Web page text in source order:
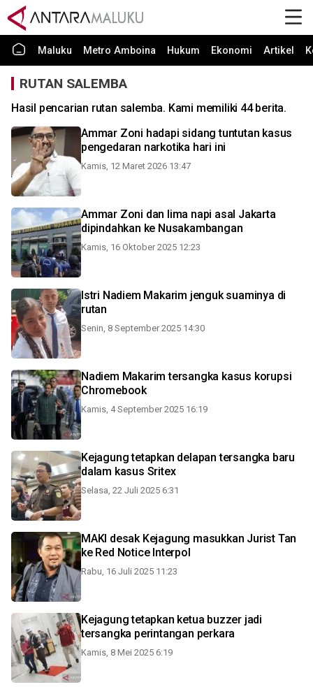
Maluku Metro Amboina Hukum Ekonomi Artikel
RUTAN SALEMBA
Hasil pencarian rutan salemba. Kami memiliki 44 berita.
Ammar Zoni hadapi sidang tuntutan kasus
pengedaran narkotika hari ini
Kamis, 12 Maret 2026 13:47
Ammar Zoni dan lima napi asal Jakarta
dipindahkan ke Nusakambangan
Kamis, 16 Oktober 2025 12:23
Istri Nadiem Makarim jenguk suaminya di
rutan
Senin, 8 September 2025 14:30
Nadiem Makarim tersangka kasus korupsi
Chromebook
Kamis, 4 September 2025 16:19
Kejagung tetapkan delapan tersangka baru
dalam kasus Sritex
Selasa, 22 Juli 2025 6:31
MAKI desak Kejagung masukkan Jurist Tan
ke Red Notice Interpol
Rabu, 16 Juli 2025 11:23
Kejagung tetapkan ketua buzzer jadi
tersangka perintangan perkara
Kamis, 8 Mei 2025 6:19